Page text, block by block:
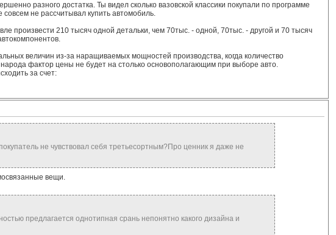
разного достатка. Ты видел сколько вазовской классики покупали по программе
не рассчитывал купить автомобиль.
произвести 210 тысяч одной детальки, чем 70тыс. - одной, 70тыс. - другой и 70 тысяч
величин из-за наращиваемых мощностей производства, когда количество
фактор цены не будет на столько основополагающим при выборе авто.
за счет:
не чувствовал себя третьесортным?Про ценник я даже не
вещи.
предлагается однотипная срань непонятно какого дизайна и